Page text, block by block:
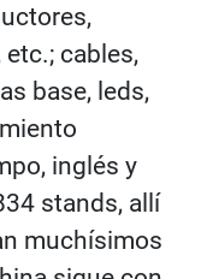
cables,
base, leds,
inglés y
stands, allí
muchísimos